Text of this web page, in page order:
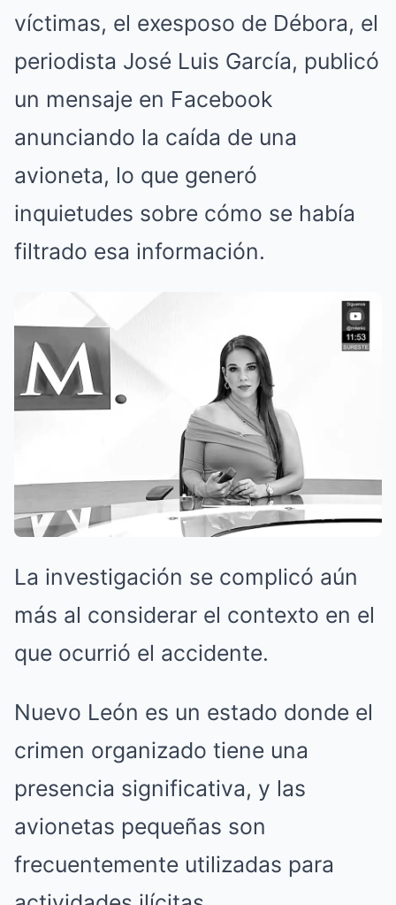
víctimas, el exesposo de Débora, el
periodista José Luis García, publicó
un mensaje en Facebook
anunciando la caída de una
avioneta, lo que generó
inquietudes sobre cómo se había
filtrado esa información.
La investigación se complicó aún
más al considerar el contexto en el
que ocurrió el accidente.
Nuevo León es un estado donde el
crimen organizado tiene una
presencia significativa, y las
avionetas pequeñas son
frecuentemente utilizadas para